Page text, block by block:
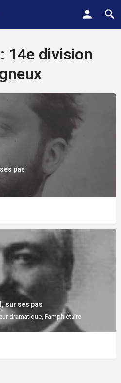
14e division
pas
sur ses pas
dramatique, Pamphlétaire